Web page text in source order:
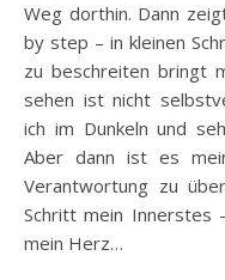
Weg dorthin. Dann
by step – in kleinen
zu beschreiten bringt
sehen ist nicht
ich im Dunkeln und
Aber dann ist es
Verantwortung zu
Schritt mein
mein Herz…